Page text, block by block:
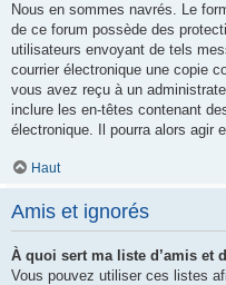
Nous en sommes navrés. Le
de ce forum possède des
utilisateurs envoyant de tels
courrier électronique une copie
vous avez reçu à un
inclure les en-têtes contenant
électronique. Il pourra alors agir
Haut
Amis et ignorés
À quoi sert ma liste d’amis et
Vous pouvez utiliser ces listes